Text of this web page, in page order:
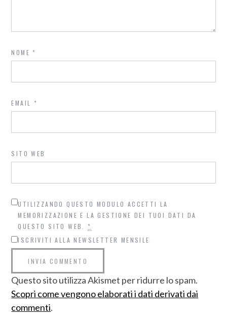
NOME*
EMAIL *
SITO WEB
UTILIZZANDO QUESTO MODULO ACCETTI LA
MEMORIZZAZIONE E LA GESTIONE DEI TUOI DATI DA
QUESTO SITO WEB.*
ISCRIVITI ALLA NEWSLETTER MENSILE
Questo sito utilizza Akismet per ridurre lo spam.
Scopri come vengono elaborati i dati derivati dai
commenti.